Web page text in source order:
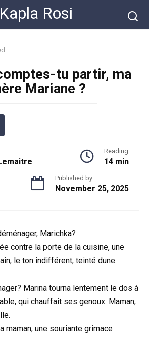
Kapla Rosi
tu partir, ma
Mariane ?
Reading
14 min
Published by
November 25, 2025
Marichka?
contre la porte de la cuisine, une
le ton indifférent, teinté dune
Marina tourna lentement le dos à
qui chauffait ses genoux. Maman,
maman, une souriante grimace